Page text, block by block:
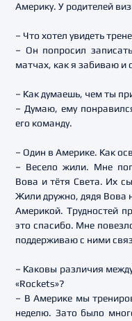
Америку. У родителей
– Что хотел увидеть
– Он попросил
матчах, как я забиваю и
– Как думаешь, чем ты
– Думаю, ему
его команду.
– Один в Америке. Как
– Весело жили. Мне
Вова и тётя Света. Их
Жили дружно, дядя Вова
Америкой. Трудностей
это спасибо. Мне
поддерживаю с ними
– Каковы различия
«Rockets»?
– В Америке мы
неделю. Зато было